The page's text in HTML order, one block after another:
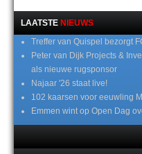
LAATSTE NIEUWS
Treffer van Quispel bezorgt
Peter van Dijk Projects &
als nieuwe rugsponsor
Najaar '26 staat live!
102 kaarsen voor eeuwling
Emmen wint op Open Dag